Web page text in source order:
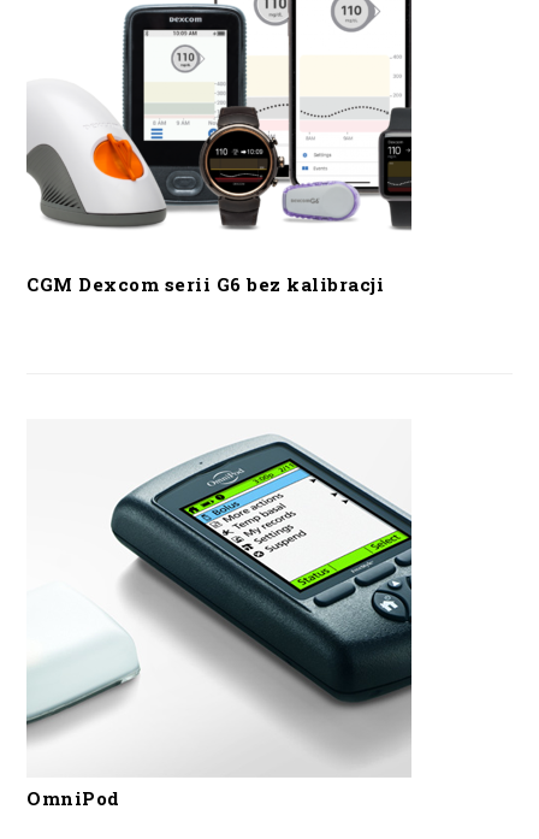
CGM Dexcom serii G6 bez kalibracji
OmniPod